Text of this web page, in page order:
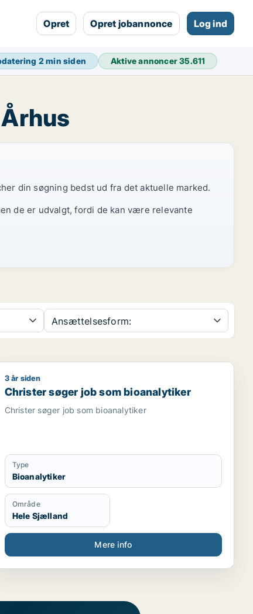
Opret Opret jobannonce Log ind
2 min siden Aktive annoncer35.611
din søgning bedst ud fra det aktuelle marked.
de er udvalgt, fordi de kan være relevante
Ansættelsesform:
Christer søger job som bioanalytiker
3 år siden
Christer søger job som bioanalytiker
Christer søger job som bioanalytiker
Type
Bioanalytiker
Område
Hele Sjælland
Mere info